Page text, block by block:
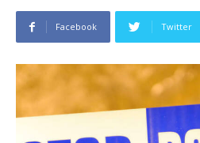
Facebook Twitter